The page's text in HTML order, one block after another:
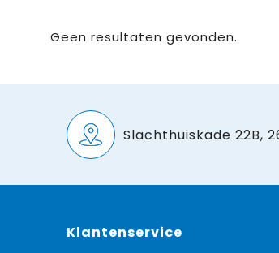
Geen resultaten gevonden.
Slachthuiskade 22B,
Klantenservice